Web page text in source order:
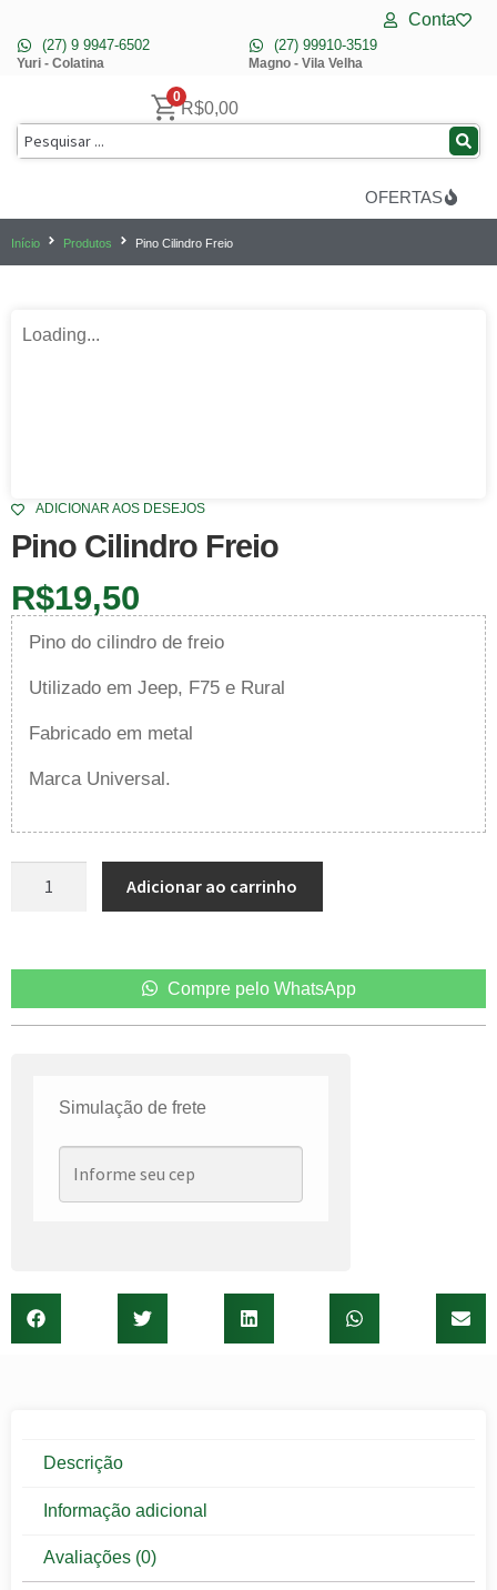
(27) 9 9947-6502
Yuri - Colatina
(27) 99910-3519
Magno - Vila Velha
Conta
0
R$0,00
OFERTAS
Início Produtos Pino Cilindro Freio
Loading...
ADICIONAR AOS DESEJOS
Pino Cilindro Freio
R$19,50
Pino do cilindro de freio
Utilizado em Jeep, F75 e Rural
Fabricado em metal
Marca Universal.
Adicionar ao carrinho
Compre pelo WhatsApp
Simulação de frete
Descrição
Informação adicional
Avaliações (0)